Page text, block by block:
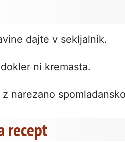
dajte v sekljalnik.
ni kremasta.
narezano
recept